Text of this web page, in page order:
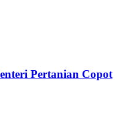
Pertanian Copot